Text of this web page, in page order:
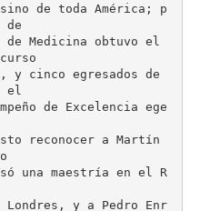
de toda América; p
de
de Medicina obtuvo el
y cinco egresados de
el
de Excelencia ege
reconocer a Martín
una maestría en el R
Londres, y a Pedro Enr